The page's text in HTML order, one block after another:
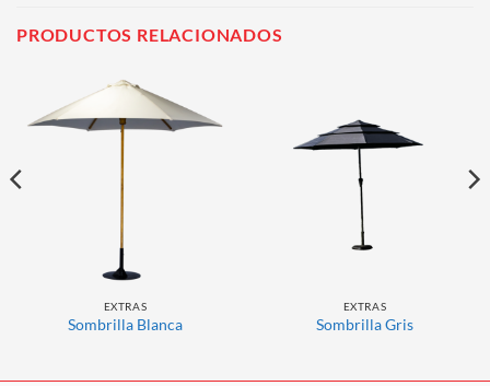
PRODUCTOS RELACIONADOS
EXTRAS
Sombrilla Blanca
EXTRAS
Sombrilla Gris